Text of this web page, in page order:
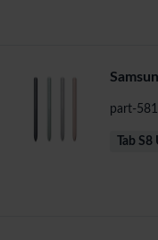
part-
Tab